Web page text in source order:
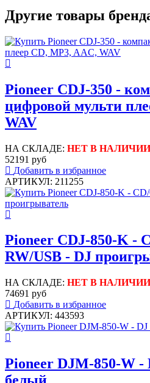
Другие товары
Pioneer CDJ-350 -
цифровой мульти
WAV
НА СКЛАДЕ: НЕТ В НАЛИЧИИ
52191 руб
Добавить в избранное
АРТИКУЛ: 211255
Pioneer CDJ-850-K -
RW/USB - DJ
НА СКЛАДЕ: НЕТ В НАЛИЧИИ
74691 руб
Добавить в избранное
АРТИКУЛ: 443593
Pioneer DJM-850-W